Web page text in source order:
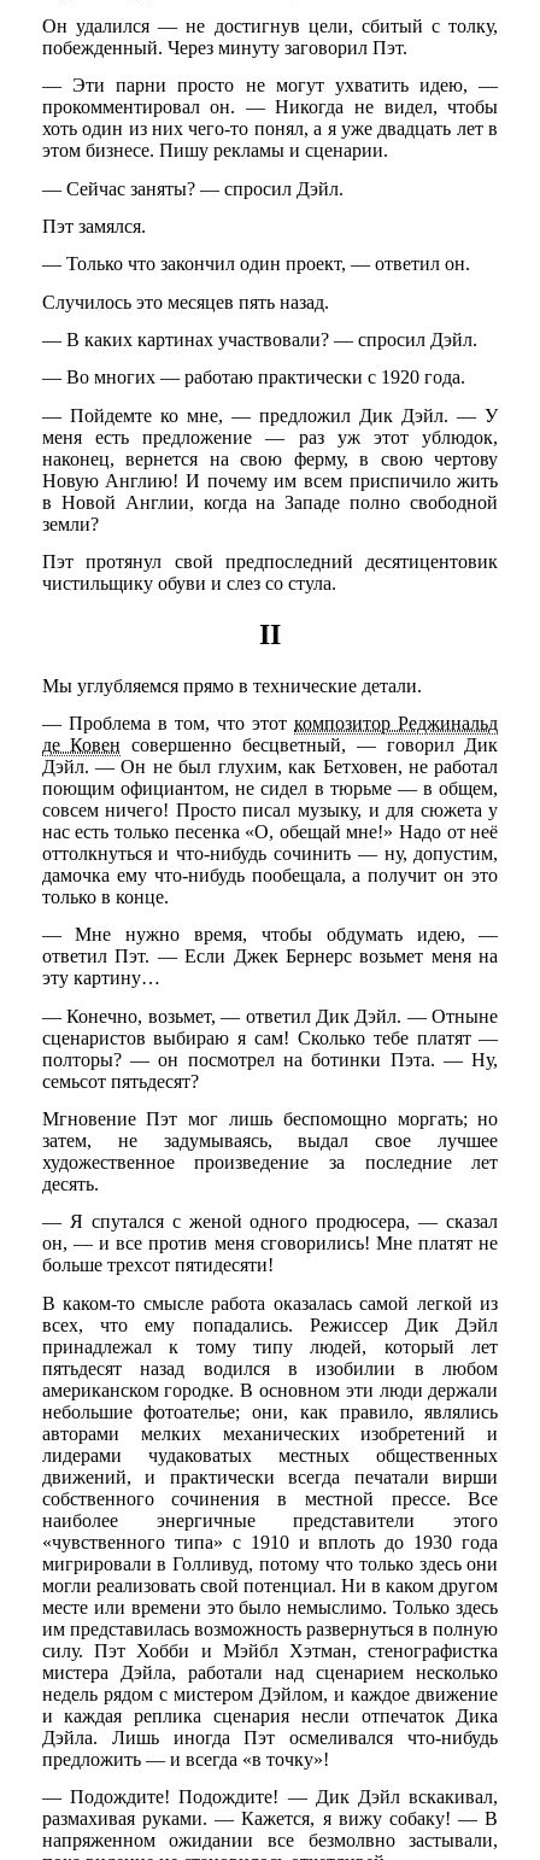
Он удалился — не достигнув цели, сбитый с толку,
побежденный. Через минуту заговорил Пэт.
— Эти парни просто не могут ухватить идею, —
прокомментировал он. — Никогда не видел, чтобы
хоть один из них чего-то понял, а я уже двадцать лет в
этом бизнесе. Пишу рекламы и сценарии.
— Сейчас заняты? — спросил Дэйл.
Пэт замялся.
— Только что закончил один проект, — ответил он.
Случилось это месяцев пять назад.
— В каких картинах участвовали? — спросил Дэйл.
— Во многих — работаю практически с 1920 года.
— Пойдемте ко мне, — предложил Дик Дэйл. — У
меня есть предложение — раз уж этот ублюдок,
наконец, вернется на свою ферму, в свою чертову
Новую Англию! И почему им всем приспичило жить
в Новой Англии, когда на Западе полно свободной
земли?
Пэт протянул свой предпоследний десятицентовик
чистильщику обуви и слез со стула.
II
Мы углубляемся прямо в технические детали.
— Проблема в том, что этоткомпозитор Реджинальд
де Ковен совершенно бесцветный, — говорил Дик
Дэйл. — Он не был глухим, как Бетховен, не работал
поющим официантом, не сидел в тюрьме — в общем,
совсем ничего! Просто писал музыку, и для сюжета у
нас есть только песенка «О, обещай мне!» Надо от неё
оттолкнуться и что-нибудь сочинить — ну, допустим,
дамочка ему что-нибудь пообещала, а получит он это
только в конце.
— Мне нужно время, чтобы обдумать идею, —
ответил Пэт. — Если Джек Бернерс возьмет меня на
эту картину…
— Конечно, возьмет, — ответил Дик Дэйл. — Отныне
сценаристов выбираю я сам! Сколько тебе платят —
полторы? — он посмотрел на ботинки Пэта. — Ну,
семьсот пятьдесят?
Мгновение Пэт мог лишь беспомощно моргать; но
затем, не задумываясь, выдал свое лучшее
художественное произведение за последние лет
десять.
— Я спутался с женой одного продюсера, — сказал
он, — и все против меня сговорились! Мне платят не
больше трехсот пятидесяти!
В каком-то смысле работа оказалась самой легкой из
всех, что ему попадались. Режиссер Дик Дэйл
принадлежал к тому типу людей, который лет
пятьдесят назад водился в изобилии в любом
американском городке. В основном эти люди держали
небольшие фотоателье; они, как правило, являлись
авторами мелких механических изобретений и
лидерами чудаковатых местных общественных
движений, и практически всегда печатали вирши
собственного сочинения в местной прессе. Все
наиболее энергичные представители этого
«чувственного типа» с 1910 и вплоть до 1930 года
мигрировали в Голливуд, потому что только здесь они
могли реализовать свой потенциал. Ни в каком другом
месте или времени это было немыслимо. Только здесь
им представилась возможность развернуться в полную
силу. Пэт Хобби и Мэйбл Хэтман, стенографистка
мистера Дэйла, работали над сценарием несколько
недель рядом с мистером Дэйлом, и каждое движение
и каждая реплика сценария несли отпечаток Дика
Дэйла. Лишь иногда Пэт осмеливался что-нибудь
предложить — и всегда «в точку»!
— Подождите! Подождите! — Дик Дэйл вскакивал,
размахивая руками. — Кажется, я вижу собаку! — В
напряженном ожидании все безмолвно застывали,